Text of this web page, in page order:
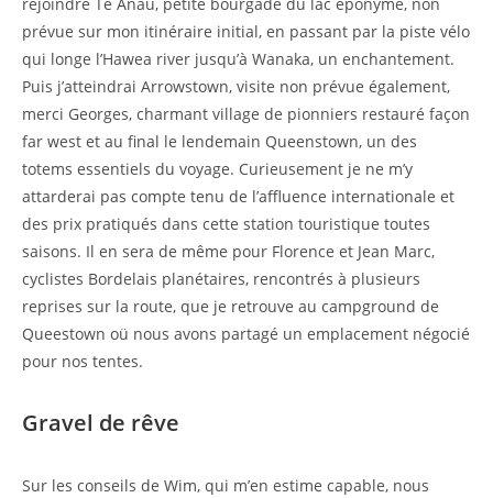
rejoindre Te Anau, petite bourgade du lac éponyme, non
prévue sur mon itinéraire initial, en passant par la piste vélo
qui longe l’Hawea river jusqu’à Wanaka, un enchantement.
Puis j’atteindrai Arrowstown, visite non prévue également,
merci Georges, charmant village de pionniers restauré façon
far west et au final le lendemain Queenstown, un des
totems essentiels du voyage. Curieusement je ne m’y
attarderai pas compte tenu de l’affluence internationale et
des prix pratiqués dans cette station touristique toutes
saisons. Il en sera de même pour Florence et Jean Marc,
cyclistes Bordelais planétaires, rencontrés à plusieurs
reprises sur la route, que je retrouve au campground de
Queestown oü nous avons partagé un emplacement négocié
pour nos tentes.
Gravel de rêve
Sur les conseils de Wim, qui m’en estime capable, nous